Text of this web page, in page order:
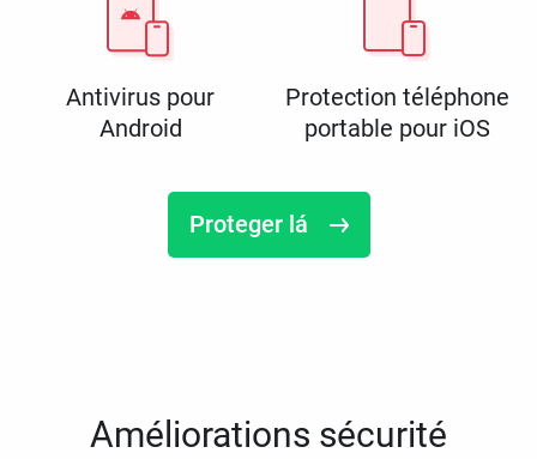
Antivirus pour
Android
Protection téléphone
portable pour iOS
Proteger lá
Améliorations sécurité